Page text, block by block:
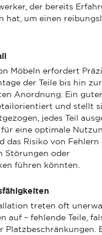
der bereits
hat, um einen
Möbeln erfordert
der Teile bis hin
Anordnung. Ein guter
und stellt
jedes Teil
für eine optimale
das Risiko von Fehlern
Störungen oder
führen könnten.
treten oft
auf – fehlende Teile,
Platzbeschränkungen.